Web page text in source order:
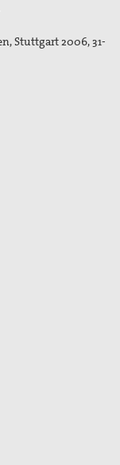
Stuttgart 2006, 31-